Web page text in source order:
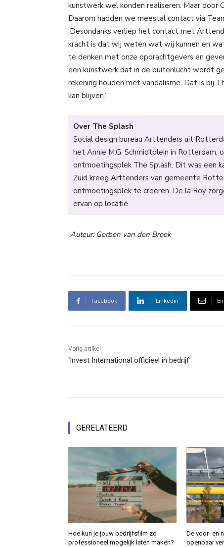
kunstwerk wel konden realiseren. Maar
Daarom hadden we meestal contact via
‘Desondanks verliep het contact met
kracht is dat wij weten wat wij kunnen en
te denken met onze opdrachtgevers en
een kunstwerk dat in de buitenlucht wordt
rekening houden met vandalisme. Dat is bij
kan blijven.’
Over The Splash
Social design bureau Arttenders uit
het Annie M.G. Schmidtplein in
ontmoetingsplek The Splash. Dit was een
Zuid kreeg Arttenders van gemeente
ontmoetingsplek te creëren. De la Roy
ervan op locatie.
Auteur: Gerben van den Broek
Facebook Linkedin
Vorig artikel
‘Invest International officieel in bedrijf’
GERELATEERD
Hoe kun je jouw bedrijfsfilm zo
professioneel mogelijk laten maken?
De voor- en
openbaar